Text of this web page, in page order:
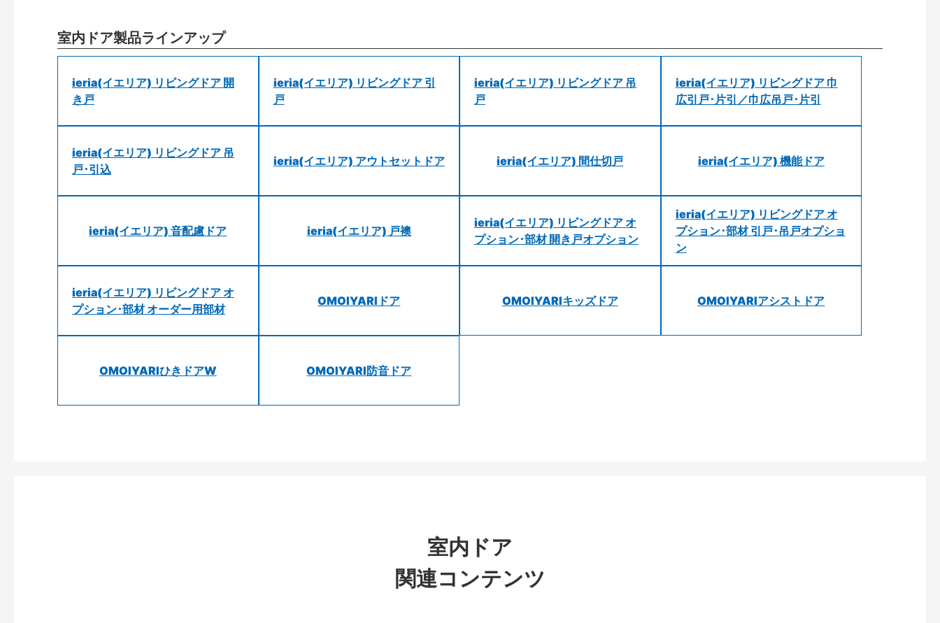
室内ドア製品ラインアップ
ieria(イエリア) リビングドア 開
き戸
ieria(イエリア) リビングドア 引
戸
ieria(イエリア) リビングドア 吊
戸
ieria(イエリア) リビングドア 巾
広引戸･片引／巾広吊戸･片引
ieria(イエリア) リビングドア 吊
戸･引込
ieria(イエリア) アウトセットドア ieria(イエリア) 間仕切戸 ieria(イエリア) 機能ドア
ieria(イエリア) 音配慮ドア ieria(イエリア) 戸襖
ieria(イエリア) リビングドア オ
プション･部材 開き戸オプション
ieria(イエリア) リビングドア オ
プション･部材 引戸･吊戸オプショ
ン
ieria(イエリア) リビングドア オ
プション･部材 オーダー用部材
OMOIYARIドア OMOIYARIキッズドア OMOIYARIアシストドア
OMOIYARIひきドアW OMOIYARI防音ドア
室内ドア
関連コンテンツ